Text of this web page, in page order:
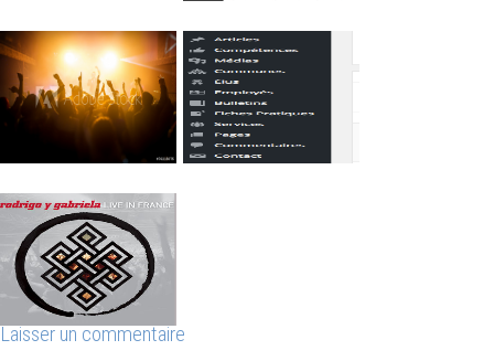
Laisser un commentaire